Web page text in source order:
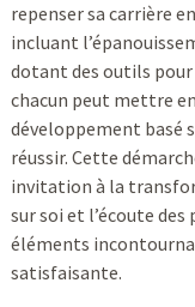
repenser sa carrière
incluant
dotant des outils
chacun peut mettre
développement basé
réussir. Cette
invitation à la
sur soi et l’écoute
éléments
satisfaisante.